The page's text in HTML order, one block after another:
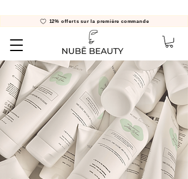
12% offerts sur la première commande